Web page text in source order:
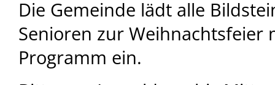
Die Gemeinde lädt alle
Senioren zur Weihnachtsfeier
Programm ein.